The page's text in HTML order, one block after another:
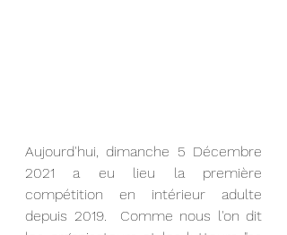
Aujourd'hui, dimanche 5 Décembre
2021 a eu lieu la première
compétition en intérieur adulte
depuis 2019.  Comme nous l'on dit